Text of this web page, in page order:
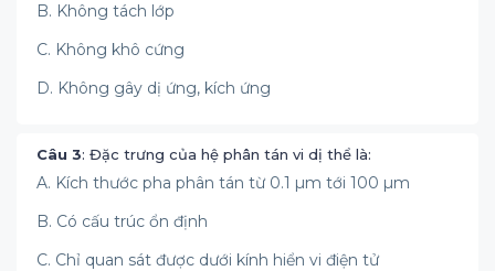
B. Không tách lớp
C. Không khô cứng
D. Không gây dị ứng, kích ứng
Câu 3: Đặc trưng của hệ phân tán vi dị thể là:
A. Kích thước pha phân tán từ 0.1 µm tới 100 µm
B. Có cấu trúc ổn định
C. Chỉ quan sát được dưới kính hiển vi điện tử